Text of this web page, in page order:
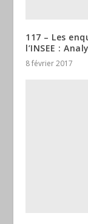
117 – Les
l’INSEE :
8 février 2017